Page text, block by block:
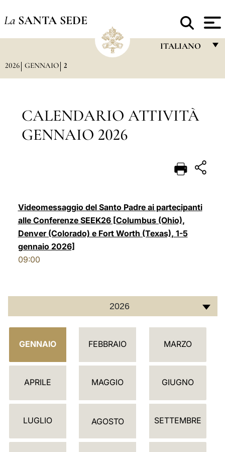
La SANTA SEDE
ITALIANO
DEUTSCH
العربيّة
中文
2026 GENNAIO 2
CALENDARIO ATTIVITÀ
GENNAIO 2026
Videomessaggio del Santo Padre ai partecipanti
alle Conferenze SEEK26 [Columbus (Ohio),
Denver (Colorado) e Fort Worth (Texas), 1-5
gennaio 2026]
09:00
2026
C
L
D
R
GENNAIO FEBBRAIO MARZO
APRILE MAGGIO GIUGNO
LUGLIO AGOSTO SETTEMBRE